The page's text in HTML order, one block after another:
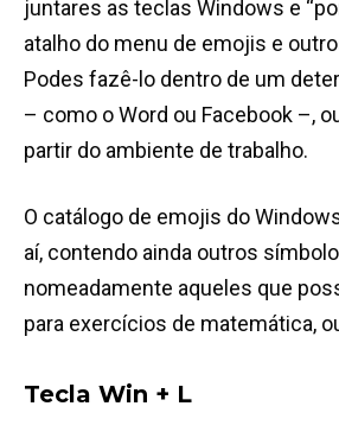
juntares as teclas Windows e
atalho do menu de emojis e
Podes fazê-lo dentro de um
– como o Word ou Facebook –,
partir do ambiente de trabalho.
O catálogo de emojis do
aí, contendo ainda outros
nomeadamente aqueles que
para exercícios de matemática,
Tecla Win + L